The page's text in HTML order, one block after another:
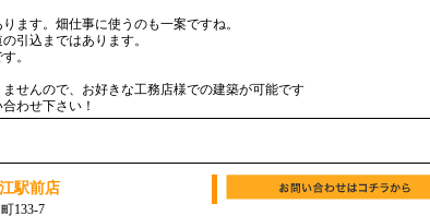
ます。畑仕事に使うのも一案ですね。
の引込まではあります。
。
せんので、お好きな工務店様での建築が可能です
わせ下さい！
駅前店
133-7